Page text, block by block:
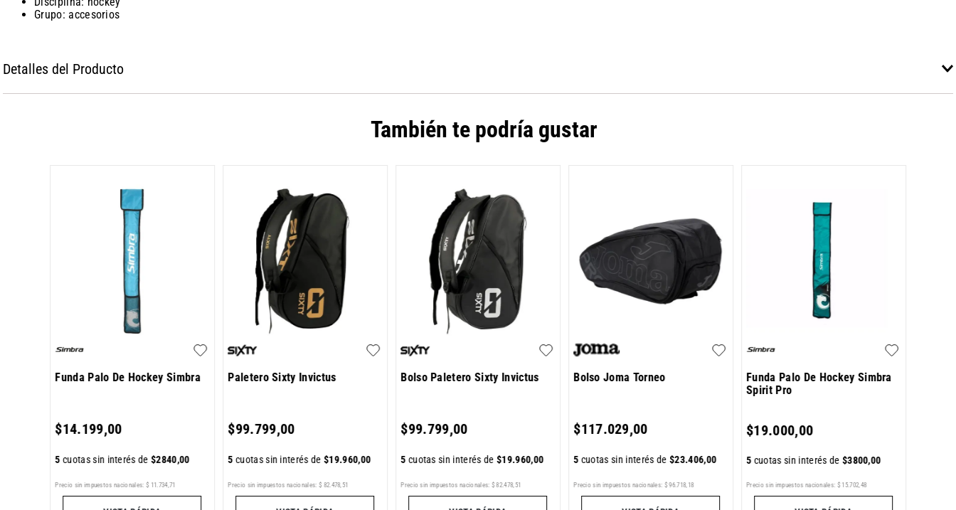
Grupo: accesorios
Detalles del Producto
También te podría gustar
Funda Palo De Hockey Simbra
$14.199,00
5 cuotas sin interés de$2840,00
Precio sin impuestos nacionales: $ 11 .734,71
Paletero Sixty Invictus
$99.799,00
5 cuotas sin interés de$19.960,00
Precio sin impuestos nacionales: $ 82.478,51
Bolso Paletero Sixty Invictus
$99.799,00
5 cuotas sin interés de$19.960,00
Precio sin impuestos nacionales: $ 82.478,51
Bolso Joma Torneo
$117.029,00
5 cuotas sin interés de$23.406,00
Precio sin impuestos nacionales: $ 96.718, 18
Funda Palo De Hockey Simbra
Spirit Pro
$19.000,00
5 cuotas sin interés de$3800,00
Precio sin impuestos nacionales: $ 15.702,48